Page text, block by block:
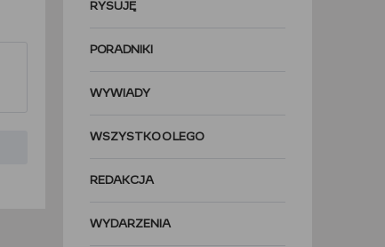
RYSUJĘ
PORADNIKI
WYWIADY
WSZYSTKO O LEGO
REDAKCJA
WYDARZENIA